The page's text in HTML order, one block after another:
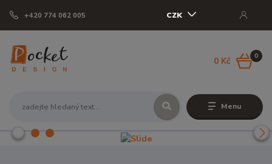
Menu
+420 774 062 005 CZK
0
0 Kč